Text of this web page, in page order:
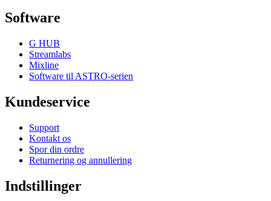
Software
G HUB
Streamlabs
Mixline
Software til ASTRO-serien
Kundeservice
Support
Kontakt os
Spor din ordre
Returnering og annullering
Indstillinger